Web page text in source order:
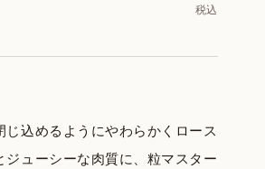
税込
込めるようにやわらかくロース
ジューシーな肉質に、粒マスター